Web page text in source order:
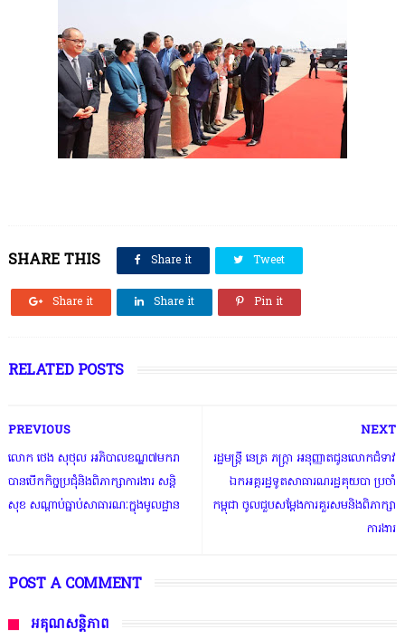
SHARE THIS Share it Tweet
Share it Share it Pin it
RELATED POSTS
NEXT
រដ្ឋមន្ត្រី នេត្រ ភក្ត្រា អនុញ្ញាតជូនលោកជំទាវ
ឯកអគ្គរដ្ឋទូតសាធារណរដ្ឋគុយបា ប្រចាំ
កម្ពុជា ចូលជួបសម្តែងការគួរសមនិងពិភាក្សា
ការងារ
PREVIOUS
លោក ថេង សុថុល អភិបាលខណ្ឌ៧មករា
បានបើកកិច្ចប្រជុំនិងពិភាក្សាការងារ សន្តិ
សុខ សណ្តាប់ធ្នាប់សាធារណៈក្នុងមូលដ្ឋាន
POST A COMMENT
អគុណសន្តិភាព